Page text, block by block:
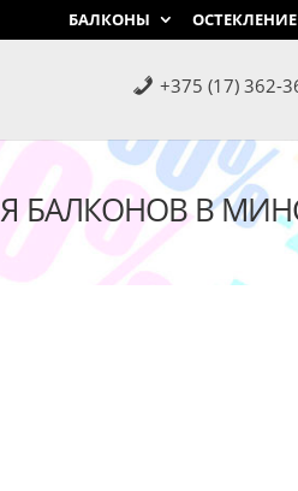
БАЛКОНЫ ОСТЕКЛЕНИЕ
+375 (17) 362-
БАЛКОНОВ В